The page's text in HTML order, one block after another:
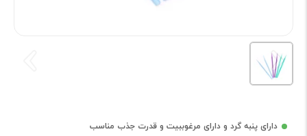
دارای پنبه گرد و دارای مرغوببیت و قدرت جذب مناسب